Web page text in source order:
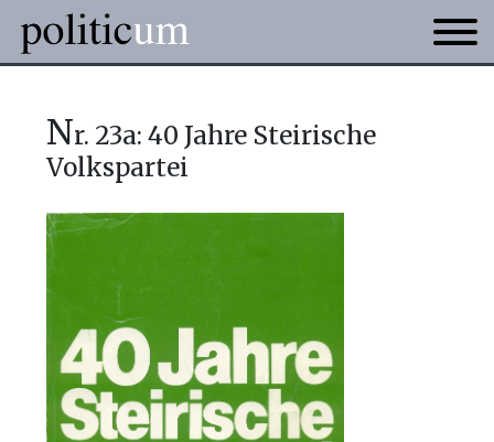
nr. 23a: 40 Jahre Steirische
Volkspartei